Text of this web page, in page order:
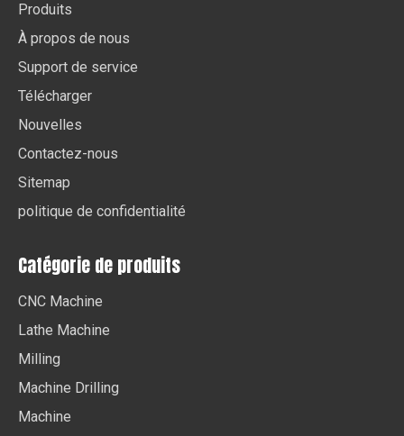
Produits
À propos de nous
Support de service
Télécharger
Nouvelles
Contactez-nous
Sitemap
politique de confidentialité
Catégorie de produits
CNC Machine
Lathe Machine
Milling
Machine Drilling
Machine